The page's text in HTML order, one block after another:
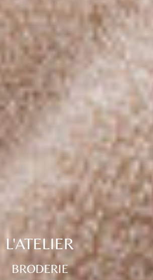
L'ATELIER
BRODERIE